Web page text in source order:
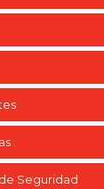
Seguridad